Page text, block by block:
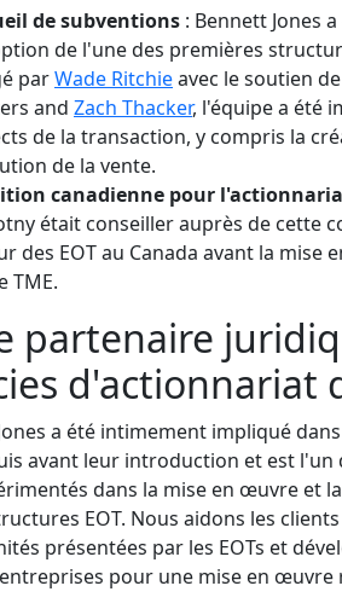
de subventions : Bennett Jones
de l'une des premières
parWade Ritchieavec le soutien de
and Zach Thacker, l'équipe a été
de la transaction, y compris la
de la vente.
canadienne pour
était conseiller auprès de cette
des EOT au Canada avant la mise
TME.
partenaire
d'actionnariat
a été intimement impliqué
avant leur introduction et est l'un
dans la mise en œuvre et
EOT. Nous aidons les
présentées par les EOTs et
pour une mise en œuvre